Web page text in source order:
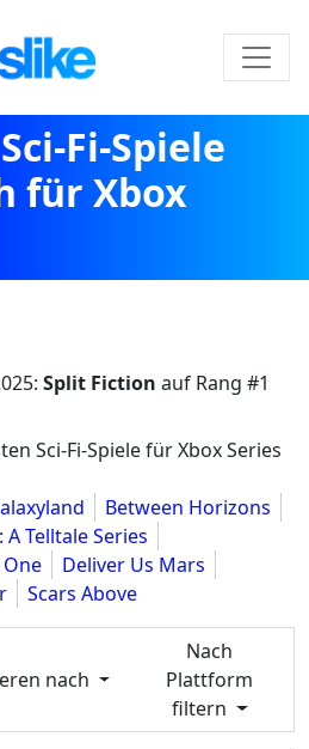
Fi-Spiele
für Xbox
: Split Fiction auf Rang #1
Sci-Fi-Spiele für Xbox Series
Between Horizons
A Telltale Series
One
Deliver Us Mars
Scars Above
nach
Nach
Plattform
filtern